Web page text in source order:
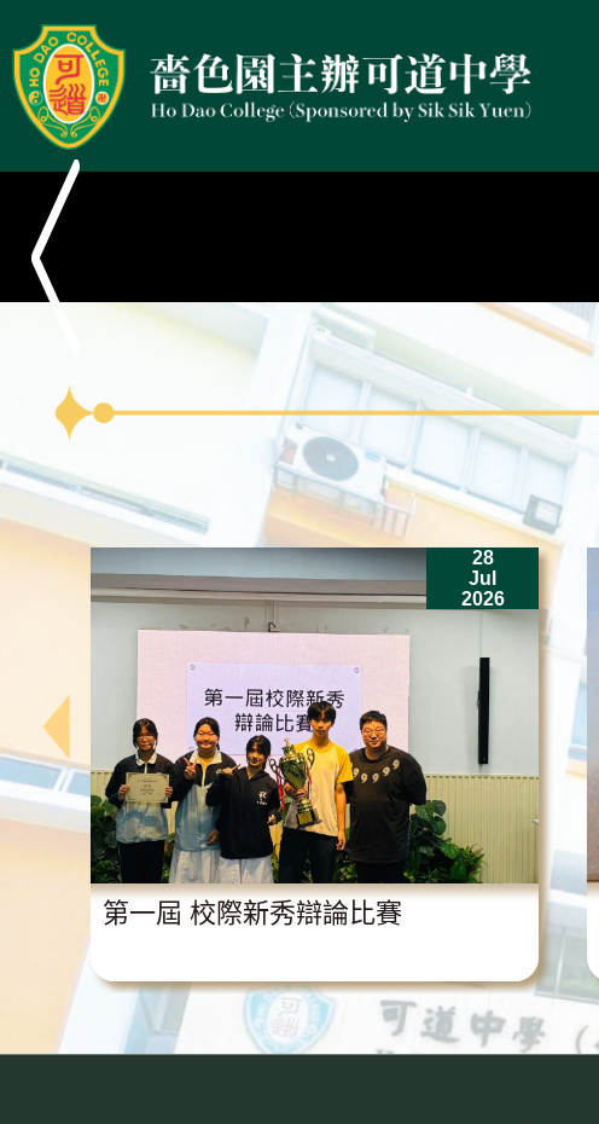
28
Jul
2026
第一屆 校際新秀辯論比賽